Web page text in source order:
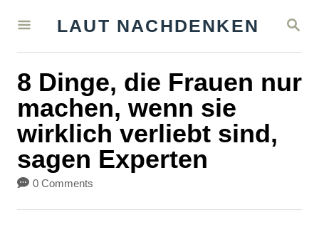
S
A
C
LAUT NACHDENKEN
8 Dinge, die Frauen nur
machen, wenn sie
wirklich verliebt sind,
sagen Experten
0 Comments